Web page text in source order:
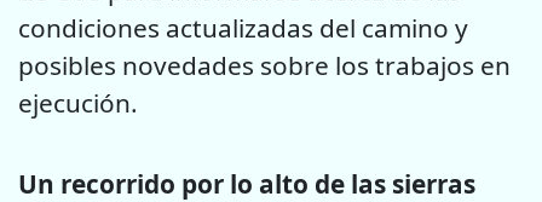
condiciones actualizadas del camino y
posibles novedades sobre los trabajos en
ejecución.
Un recorrido por lo alto de las sierras